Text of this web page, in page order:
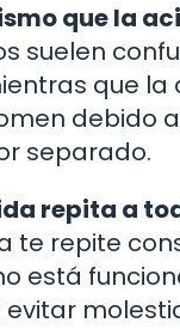
que la
suelen
que
debido
separado.
repita a
te repite
está